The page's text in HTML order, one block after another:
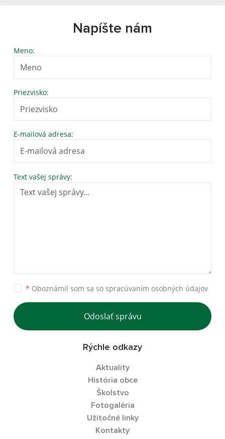
Napíšte nám
Meno:
Priezvisko:
E-mailová adresa:
Text vašej správy:
* Oboznámil som sa so spracúvaním osobných údajov
Odoslať správu
Rýchle odkazy
Aktuality
História obce
Školstvo
Fotogaléria
Užitočné linky
Kontakty